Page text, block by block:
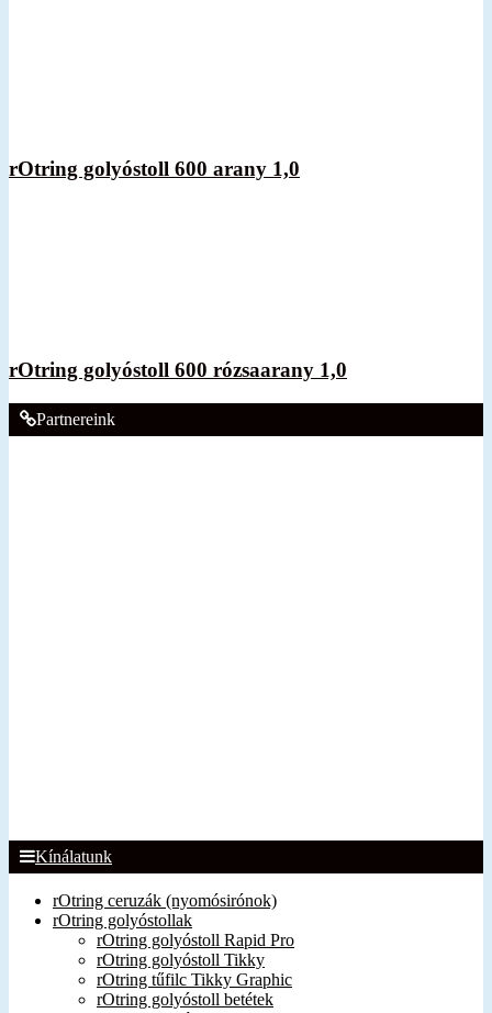
rOtring golyóstoll 600 arany 1,0
rOtring golyóstoll 600 rózsaarany 1,0
Partnereink
Kínálatunk
rOtring ceruzák (nyomósirónok)
rOtring golyóstollak
rOtring golyóstoll Rapid Pro
rOtring golyóstoll Tikky
rOtring tűfilc Tikky Graphic
rOtring golyóstoll betétek